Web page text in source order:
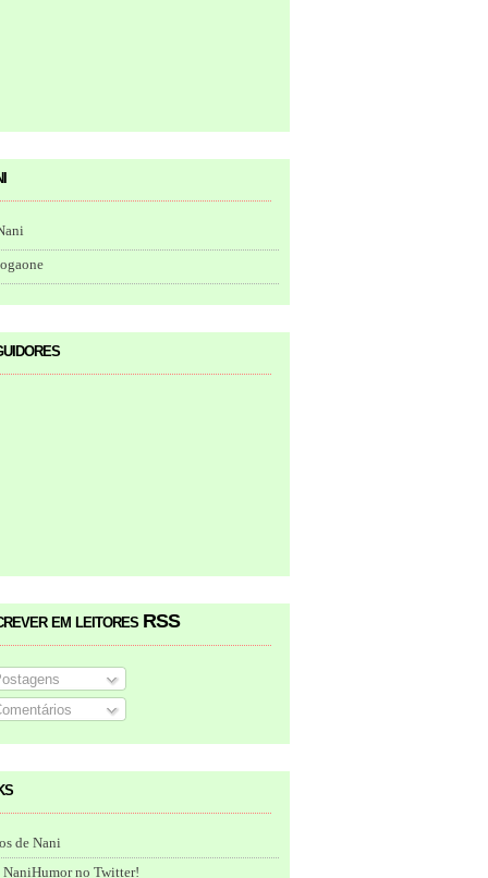
em leitores RSS
de Nani
NaniHumor no Twitter!